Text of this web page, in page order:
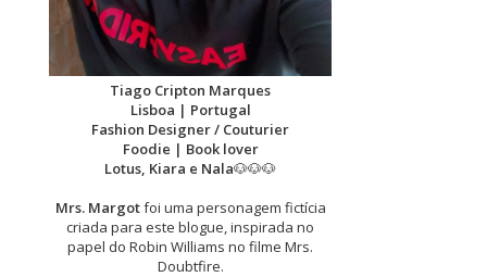
Tiago Cripton Marques
Lisboa | Portugal
Fashion Designer / Couturier
Foodie | Book lover
Lotus, Kiara e Nala🐶🐶🐶
Mrs. Margotfoi uma personagem fictícia
criada para este blogue, inspirada no
papel do Robin Williams no filme Mrs.
Doubtfire.